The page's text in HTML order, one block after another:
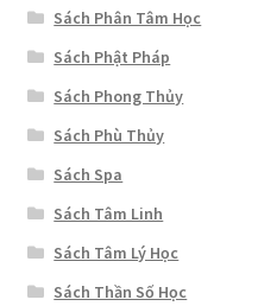
Sách Phân Tâm Học
Sách Phật Pháp
Sách Phong Thủy
Sách Phù Thủy
Sách Spa
Sách Tâm Linh
Sách Tâm Lý Học
Sách Thần Số Học